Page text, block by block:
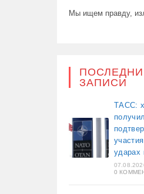
Мы ищем правду,
ЗАПИСИ
ТАСС:
ударах
0